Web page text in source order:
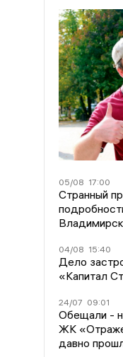
05/08 17:00
Странный
04/08 15:40
Дело
«Капитал
24/07 09:01
Обещали -
ЖК
давно